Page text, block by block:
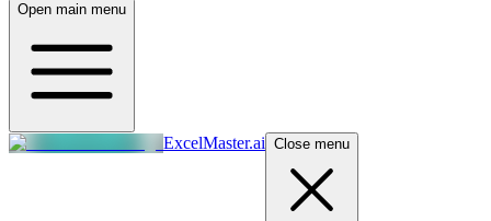
Open main menu
ExcelMaster.ai Close menu